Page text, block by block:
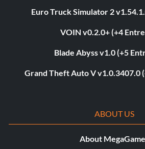
Euro Truck Simulator 2
VOIN v0.2.0+ (+4
Blade Abyss v1.0 (+5
Grand Theft Auto V v1.0.3407.0
ABOUT US
About